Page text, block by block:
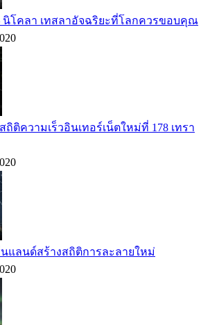
– นิโคลา เทสลาอัจฉริยะที่โลกควรขอบคุณ
ติความเร็วอินเทอร์เน็ตใหม่ที่ 178 เทรา
แลนด์สร้างสถิติการละลายใหม่